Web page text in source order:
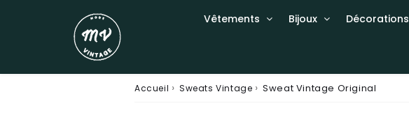
Vêtements Bijoux Décorations
Accueil › Sweats Vintage › Sweat Vintage Original